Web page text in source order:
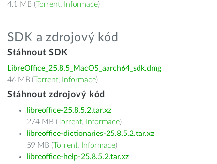
4.1 MB (Torrent, Informace)
SDK a zdrojový kód
Stáhnout SDK
LibreOffice_25.8.5_MacOS_aarch64_sdk.dmg
46 MB (Torrent, Informace)
Stáhnout zdrojový kód
libreoffice-25.8.5.2.tar.xz
274 MB (Torrent, Informace)
libreoffice-dictionaries-25.8.5.2.tar.xz
59 MB (Torrent, Informace)
libreoffice-help-25.8.5.2.tar.xz